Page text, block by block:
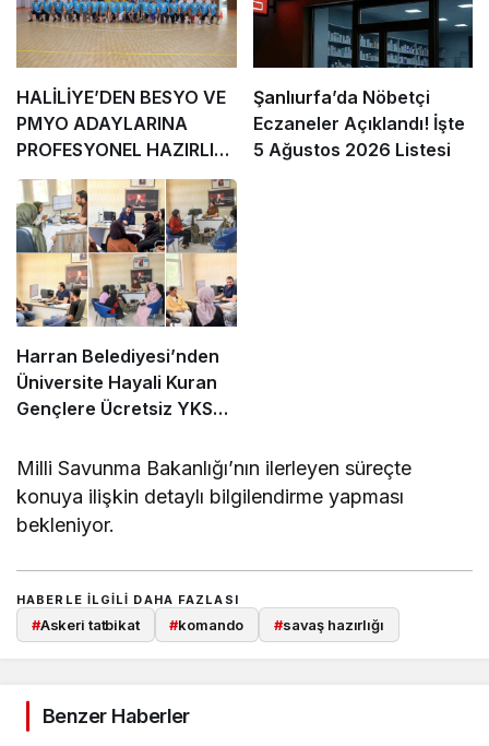
HALİLİYE’DEN BESYO VE
PMYO ADAYLARINA
PROFESYONEL HAZIRLIK
DESTEĞİ
Şanlıurfa’da Nöbetçi
Eczaneler Açıklandı! İşte
5 Ağustos 2026 Listesi
Harran Belediyesi’nden
Üniversite Hayali Kuran
Gençlere Ücretsiz YKS
Milli Savunma Bakanlığı’nın ilerleyen süreçte
konuya ilişkin detaylı bilgilendirme yapması
bekleniyor.
HABERLE ILGILI DAHA FAZLASI
#Askeri tatbikat #komando #savaş hazırlığı
Benzer Haberler